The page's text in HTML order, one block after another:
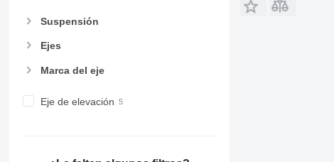
Suspensión
Ejes
Marca del eje
Eje de elevación